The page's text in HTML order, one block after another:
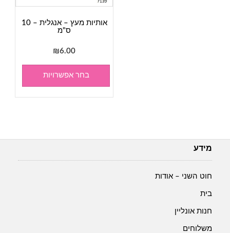
אותיות מעץ – אנגלית – 10
ס"מ
₪6.00
בחר אפשרויות
מידע
חוט השני – אודות
בית
חנות אונליין
משלוחים